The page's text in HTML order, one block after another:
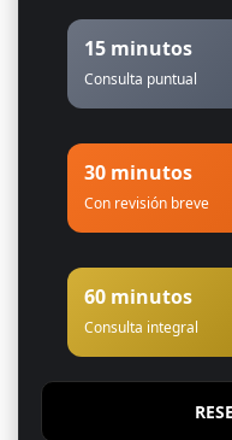
15 minutos
Consulta puntual
30 minutos
Con revisión breve
60 minutos
Consulta integral